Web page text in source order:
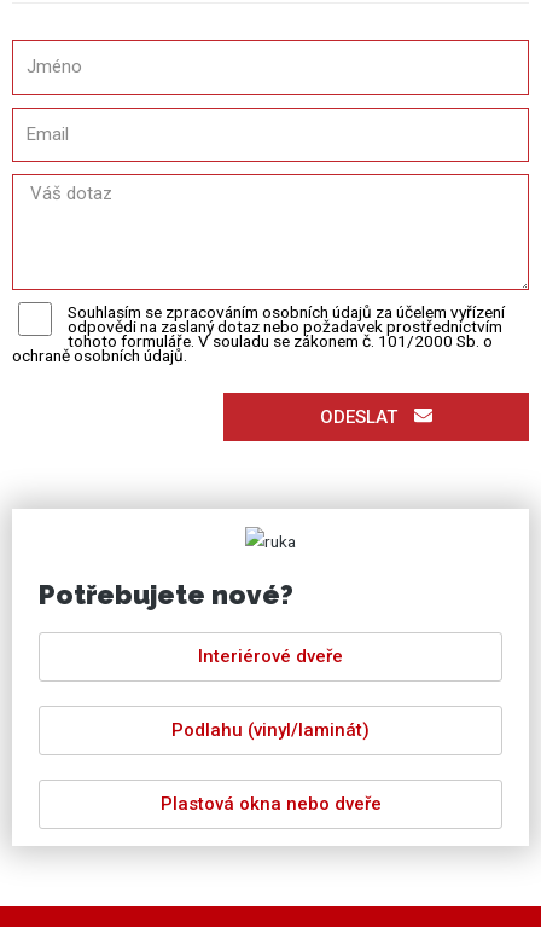
Souhlasím se zpracováním osobních údajů za účelem vyřízení
odpovědi na zaslaný dotaz nebo požadavek prostřednictvím
tohoto formuláře. V souladu se zákonem č. 101/2000 Sb. o
ochraně osobních údajů.
ODESLAT
Potřebujete nové?
Interiérové dveře
Podlahu (vinyl/laminát)
Plastová okna nebo dveře